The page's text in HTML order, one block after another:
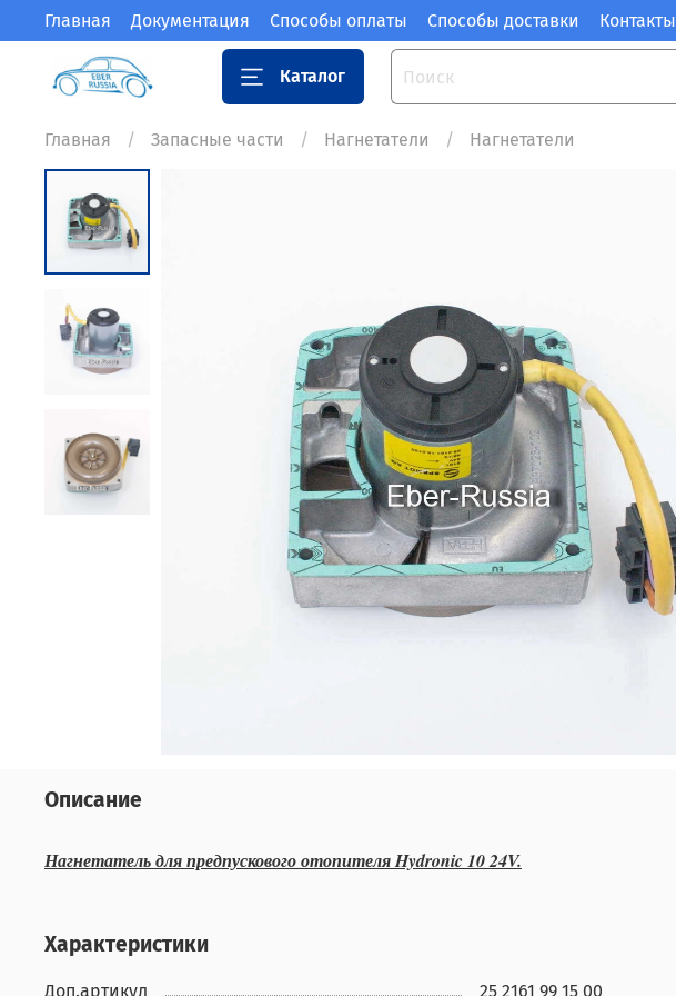
Главная Документация Способы оплаты Способы доставки Контакты
Каталог
Главная Запасные части Нагнетатели Нагнетатели
Описание
Нагнетатель для предпускового отопителя Hydronic 10 24V.
Характеристики
Доп.артикул 25 2161 99 15 00